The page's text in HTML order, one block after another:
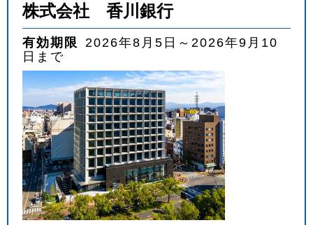
株式会社 香川銀行
有効期限
2026年8月5日～2026年9月10
日まで